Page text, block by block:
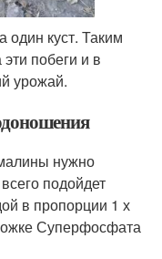
один куст. Таким
побеги и в
урожай.
нужно
подойдет
в пропорции 1 х
Суперфосфата